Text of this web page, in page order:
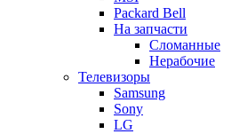
Packard Bell
На запчасти
Сломанные
Нерабочие
Телевизоры
Samsung
Sony
LG